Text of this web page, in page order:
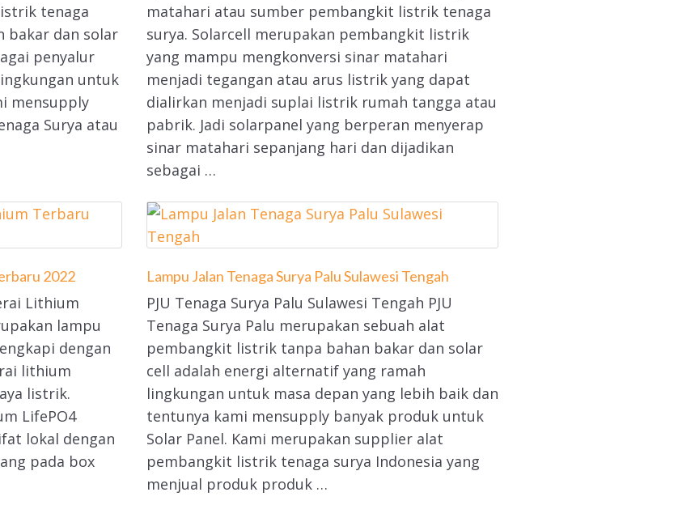
tenaga
bakar dan solar
penyalur
untuk
mensupply
Surya atau
matahari atau sumber pembangkit listrik tenaga
surya. Solarcell merupakan pembangkit listrik
yang mampu mengkonversi sinar matahari
menjadi tegangan atau arus listrik yang dapat
dialirkan menjadi suplai listrik rumah tangga atau
pabrik. Jadi solarpanel yang berperan menyerap
sinar matahari sepanjang hari dan dijadikan
sebagai …
2022
Lithium
lampu
dengan
lithium
listrik.
LifePO4
lokal dengan
pada box
Lampu Jalan Tenaga Surya Palu Sulawesi Tengah
PJU Tenaga Surya Palu Sulawesi Tengah PJU
Tenaga Surya Palu merupakan sebuah alat
pembangkit listrik tanpa bahan bakar dan solar
cell adalah energi alternatif yang ramah
lingkungan untuk masa depan yang lebih baik dan
tentunya kami mensupply banyak produk untuk
Solar Panel. Kami merupakan supplier alat
pembangkit listrik tenaga surya Indonesia yang
menjual produk produk …